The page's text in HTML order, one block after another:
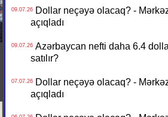
09.07.26Dollar neçəyə olacaq? -
açıqladı
09.07.26Azərbaycan nefti daha 6.4
satılır?
07.07.26Dollar neçəyə olacaq? -
açıqladı